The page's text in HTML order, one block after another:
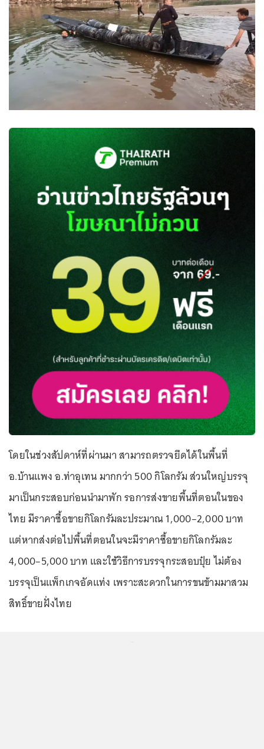
โดยในช่วงสัปดาห์ที่ผ่านมา สามารถตรวจยึดได้ในพื้นที่
อ.บ้านแพง อ.ท่าอุเทน มากกว่า 500 กิโลกรัม ส่วนใหญ่บรรจุ
มาเป็นกระสอบก่อนนำมาพัก รอการส่งขายพื้นที่ตอนในของ
ไทย มีราคาซื้อขายกิโลกรัมละประมาณ 1,000–2,000 บาท
แต่หากส่งต่อไปพื้นที่ตอนในจะมีราคาซื้อขายกิโลกรัมละ
4,000–5,000 บาท และใช้วิธีการบรรจุกระสอบปุ๋ย ไม่ต้อง
บรรจุเป็นแพ็กเกจอัดแท่ง เพราะสะดวกในการขนข้ามมาสวม
สิทธิ์ขายฝั่งไทย